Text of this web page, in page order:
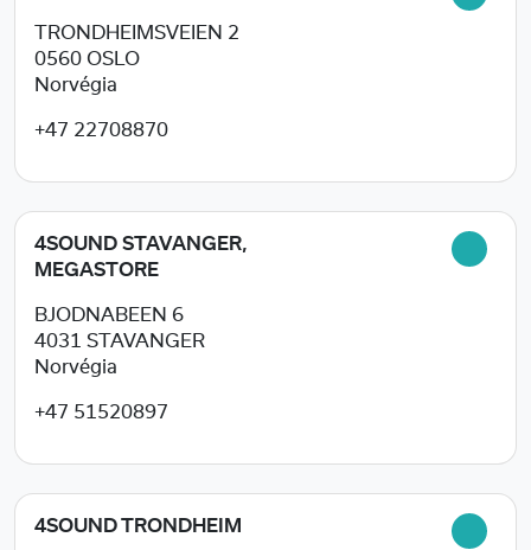
TRONDHEIMSVEIEN 2
0560 OSLO
Norvégia
+47 22708870
4SOUND STAVANGER,
MEGASTORE
BJODNABEEN 6
4031 STAVANGER
Norvégia
+47 51520897
4SOUND TRONDHEIM